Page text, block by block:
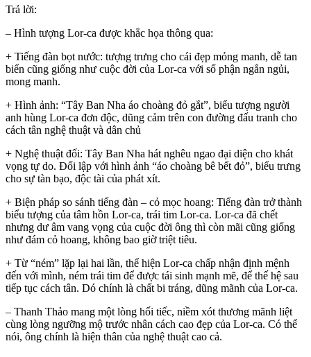
Trả lời:
– Hình tượng Lor-ca được khắc họa thông qua:
+ Tiếng đàn bọt nước: tượng trưng cho cái đẹp mỏng manh, dễ tan
biến cũng giống như cuộc đời của Lor-ca với số phận ngắn ngủi,
mong manh.
+ Hình ảnh: “Tây Ban Nha áo choàng đỏ gắt”, biểu tượng người
anh hùng Lor-ca đơn độc, dũng cảm trên con đường đấu tranh cho
cách tân nghệ thuật và dân chủ
+ Nghệ thuật đối: Tây Ban Nha hát nghêu ngao đại diện cho khát
vọng tự do. Đối lập với hình ảnh “áo choàng bê bết đỏ”, biểu trưng
cho sự tàn bạo, độc tài của phát xít.
+ Biện pháp so sánh tiếng đàn – cỏ mọc hoang: Tiếng đàn trở thành
biểu tượng của tâm hồn Lor-ca, trái tim Lor-ca. Lor-ca đã chết
nhưng dư âm vang vọng của cuộc đời ông thì còn mãi cũng giống
như đám cỏ hoang, không bao giờ triệt tiêu.
+ Từ “ném” lặp lại hai lần, thể hiện Lor-ca chấp nhận định mệnh
đến với mình, ném trái tim để được tái sinh mạnh mẽ, để thế hệ sau
tiếp tục cách tân. Dó chính là chất bi tráng, dũng mãnh của Lor-ca.
– Thanh Thảo mang một lòng hối tiếc, niềm xót thương mãnh liệt
cùng lòng ngưỡng mộ trước nhân cách cao đẹp của Lor-ca. Có thể
nói, ông chính là hiện thân của nghệ thuật cao cả.